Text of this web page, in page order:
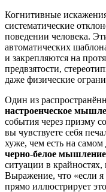
Когнитивные
систематические
поведении человека.
автоматических
и закрепляются на
предвзятости,
даже физические
Один из
настроенческое
события через призму
вы чувствуете себя
хуже, чем есть на
черно-белое мышление
ситуации в
Выражение, что «если я
прямо иллюстрирует